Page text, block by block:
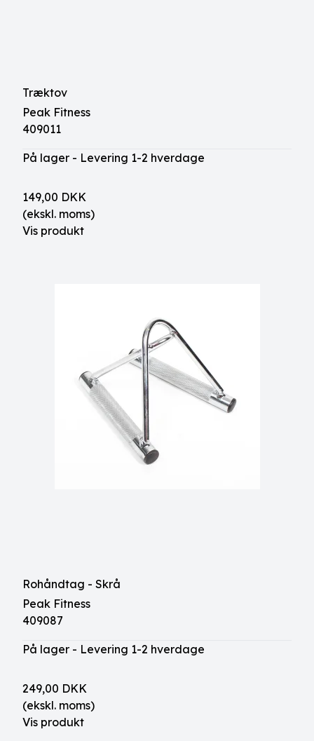
Træktov
Peak Fitness
409011
På lager - Levering 1-2 hverdage
149,00 DKK
(ekskl. moms)
Vis produkt
Rohåndtag - Skrå
Peak Fitness
409087
På lager - Levering 1-2 hverdage
249,00 DKK
(ekskl. moms)
Vis produkt